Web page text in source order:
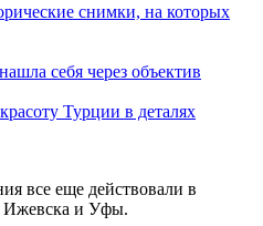
снимки, на которых
Турции в деталях
все еще действовали в
Ижевска и Уфы.